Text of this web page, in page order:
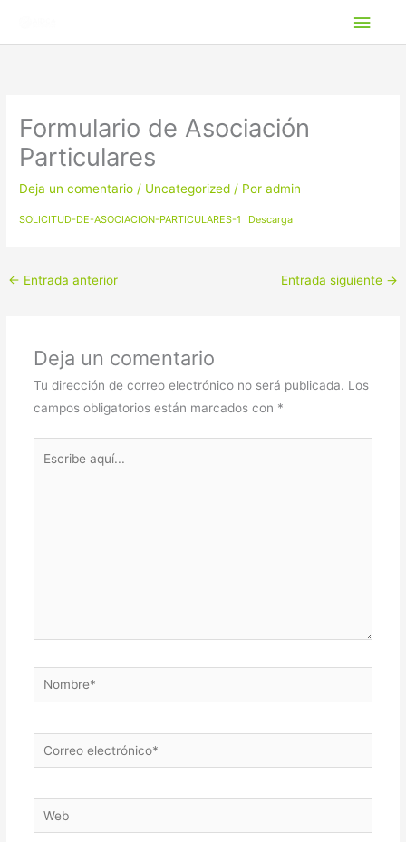
Formulario de Asociación
Particulares
Deja un comentario / Uncategorized / Poradmin
SOLICITUD-DE-ASOCIACION-PARTICULARES-1 Descarga
← Entrada anterior Entrada siguiente →
Deja un comentario
Tu dirección de correo electrónico no será publicada. Los
campos obligatorios están marcados con *
Nombre*
Correo
electrónico*
Web